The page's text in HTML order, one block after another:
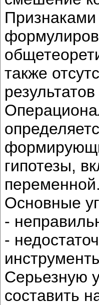
Признаками
также
гипотезы,
переменной.
Основные
-
-
Серьезную
составить